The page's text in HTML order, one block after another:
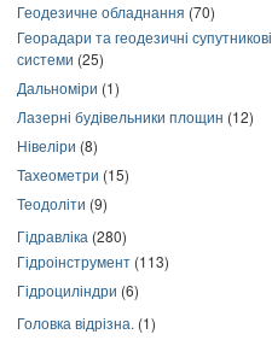
Геодезичне обладнання (70)
Георадари та геодезичні супутникові
системи (25)
Дальноміри (1)
Лазерні будівельники площин (12)
Нівеліри (8)
Тахеометри (15)
Теодоліти (9)
Гідравліка (280)
Гідроінструмент (113)
Гідроциліндри (6)
Головка відрізна. (1)